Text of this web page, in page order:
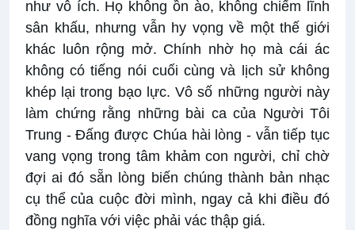
như vô ích. Họ không ồn ào, không chiếm lĩnh
sân khấu, nhưng vẫn hy vọng về một thế giới
khác luôn rộng mở. Chính nhờ họ mà cái ác
không có tiếng nói cuối cùng và lịch sử không
khép lại trong bạo lực. Vô số những người này
làm chứng rằng những bài ca của Người Tôi
Trung - Đấng được Chúa hài lòng - vẫn tiếp tục
vang vọng trong tâm khảm con người, chỉ chờ
đợi ai đó sẵn lòng biến chúng thành bản nhạc
cụ thể của cuộc đời mình, ngay cả khi điều đó
đồng nghĩa với việc phải vác thập giá.